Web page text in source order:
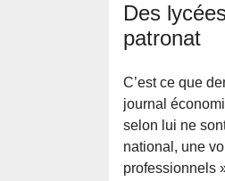
Des
patronat
C’est ce que
journal
selon lui ne
national, une
professionnels